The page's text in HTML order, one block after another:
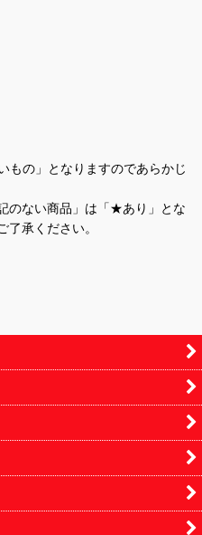
もの」となりますのであらかじ
のない商品」は「★あり」とな
承ください。